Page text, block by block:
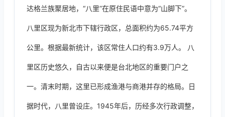
达格兰族聚居地，“八里”在原住民语中意为“山脚下”。
八里区现为新北市下辖行政区，总面积约为65.74平方
公里。根据最新统计，该区常住人口约有3.9万人。 八
里区历史悠久，自古以来便是台北地区的重要门户之
一。清末时期，这里已形成渔港与商港并存的格局。日
据时代，八里曾设庄。1945年后，历经多次行政调整，